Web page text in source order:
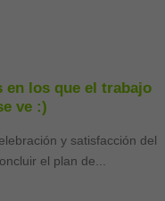
en los que el trabajo
ve :)
y satisfacción del
el plan de...